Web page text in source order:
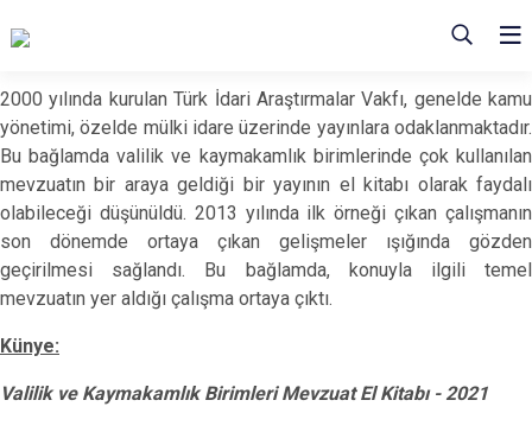
2000 yılında kurulan Türk İdari Araştırmalar Vakfı, genelde kamu
yönetimi, özelde mülki idare üzerinde yayınlara odaklanmaktadır.
Bu bağlamda valilik ve kaymakamlık birimlerinde çok kullanılan
mevzuatın bir araya geldiği bir yayının el kitabı olarak faydalı
olabileceği düşünüldü. 2013 yılında ilk örneği çıkan çalışmanın
son dönemde ortaya çıkan gelişmeler ışığında gözden
geçirilmesi sağlandı. Bu bağlamda, konuyla ilgili temel
mevzuatın yer aldığı çalışma ortaya çıktı.
Künye:
Valilik ve Kaymakamlık Birimleri Mevzuat El Kitabı - 2021